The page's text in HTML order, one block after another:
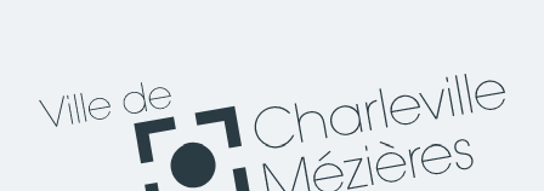
Budget participatif
Archives municipales en
lignes